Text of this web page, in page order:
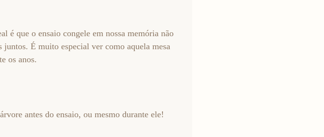
é que o ensaio congele em nossa memória não
juntos. É muito especial ver como aquela mesa
os anos.
antes do ensaio, ou mesmo durante ele!